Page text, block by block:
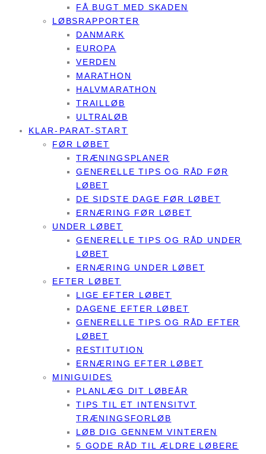
FÅ BUGT MED SKADEN
LØBSRAPPORTER
DANMARK
EUROPA
VERDEN
MARATHON
HALVMARATHON
TRAILLØB
ULTRALØB
KLAR-PARAT-START
FØR LØBET
TRÆNINGSPLANER
GENERELLE TIPS OG RÅD FØR
LØBET
DE SIDSTE DAGE FØR LØBET
ERNÆRING FØR LØBET
UNDER LØBET
GENERELLE TIPS OG RÅD UNDER
LØBET
ERNÆRING UNDER LØBET
EFTER LØBET
LIGE EFTER LØBET
DAGENE EFTER LØBET
GENERELLE TIPS OG RÅD EFTER
LØBET
RESTITUTION
ERNÆRING EFTER LØBET
MINIGUIDES
PLANLÆG DIT LØBEÅR
TIPS TIL ET INTENSITVT
TRÆNINGSFORLØB
LØB DIG GENNEM VINTEREN
5 GODE RÅD TIL ÆLDRE LØBERE